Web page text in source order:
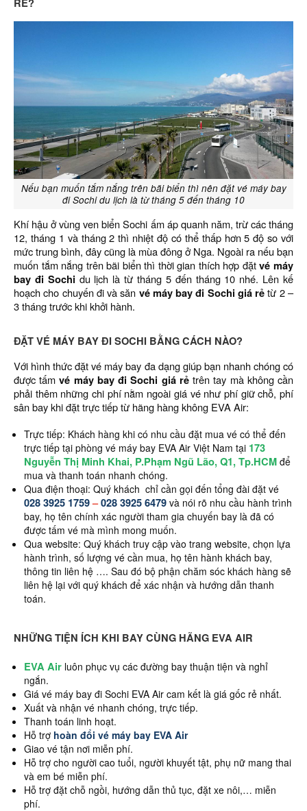
Nếu bạn muốn tắm nắng trên bãi biển thì nên đặt vé máy bay
đi Sochi du lịch là từ tháng 5 đến tháng 10
Khí hậu ở vùng ven biển Sochi ấm áp quanh năm, trừ các tháng
12, tháng 1 và tháng 2 thì nhiệt độ có thể thấp hơn 5 độ so với
mức trung bình, đây cũng là mùa đông ở Nga. Ngoài ra nếu bạn
muốn tắm nắng trên bãi biển thì thời gian thích hợp đặtvé máy
bay đi Sochi du lịch là từ tháng 5 đến tháng 10 nhé. Lên kế
hoạch cho chuyến đi và săn vé máy bay đi Sochi giá rẻtừ 2 –
3 tháng trước khi khởi hành.
ĐẶT VÉ MÁY BAY ĐI SOCHI BẰNG CÁCH NÀO?
Với hình thức đặt vé máy bay đa dạng giúp bạn nhanh chóng có
được tấmvé máy bay đi Sochi giá rẻtrên tay mà không cần
phải thêm những chi phí nằm ngoài giá vé như phí giữ chỗ, phí
sân bay khi đặt trực tiếp từ hãng hàng không EVA Air:
Trực tiếp: Khách hàng khi có nhu cầu đặt mua vé có thể đến
trực tiếp tại phòng vé máy bay EVA Air Việt Nam tại 173
Nguyễn Thị Minh Khai, P.Phạm Ngũ Lão, Q1, Tp.HCM để
mua và thanh toán nhanh chóng.
Qua điện thoại: Quý khách chỉ cần gọi đến tổng đài đặt vé
028 3925 1759–028 3925 6479 và nói rõ nhu cầu hành trình
bay, họ tên chính xác người tham gia chuyến bay là đã có
được tấm vé mà mình mong muốn.
Qua website: Quý khách truy cập vào trang website, chọn lựa
hành trình, số lượng vé cần mua, họ tên hành khách bay,
thông tin liên hệ …. Sau đó bộ phận chăm sóc khách hàng sẽ
liên hệ lại với quý khách để xác nhận và hướng dẫn thanh
toán.
NHỮNG TIỆN ÍCH KHI BAY CÙNG HÃNG EVA AIR
EVA Air luôn phục vụ các đường bay thuận tiện và nghỉ
ngắn.
Giá vé máy bay đi Sochi EVA Air cam kết là giá gốc rẻ nhất.
Xuất và nhận vé nhanh chóng, trực tiếp.
Thanh toán linh hoạt.
Hỗ trợ hoàn đổi vé máy bay EVA Air
Giao vé tận nơi miễn phí.
Hỗ trợ cho người cao tuổi, người khuyết tật, phụ nữ mang thai
và em bé miễn phí.
Hỗ trợ đặt chỗ ngồi, hướng dẫn thủ tục, đặt xe nôi,… miễn
phí.